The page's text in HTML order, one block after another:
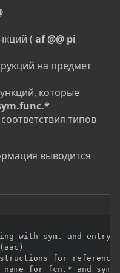
( af @@ pi
на предмет
которые
типов
выводится
with sym. and entry0
for
for fcn.* and